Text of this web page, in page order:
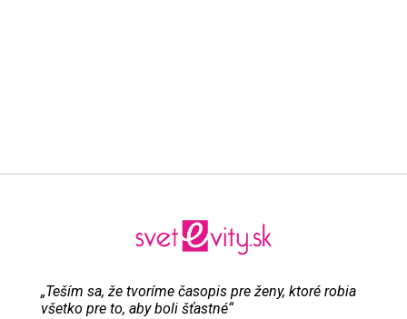
„Teším sa, že tvoríme časopis pre ženy, ktoré robia
všetko pre to, aby boli šťastné“